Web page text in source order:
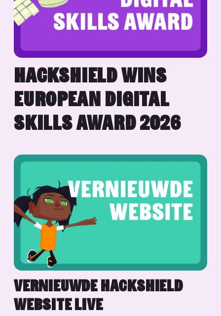
HACKSHIELD WINS
EUROPEAN DIGITAL
SKILLS AWARD 2026
VERNIEUWDE HACKSHIELD
WEBSITE LIVE